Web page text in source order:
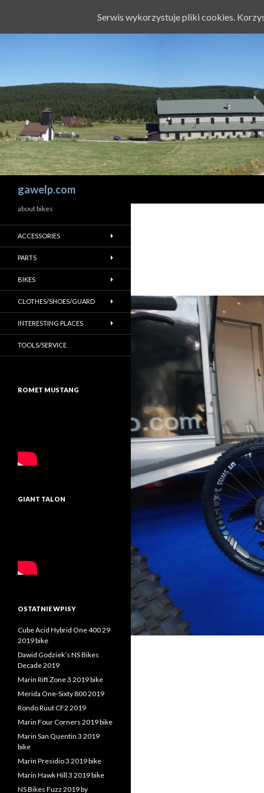
gawelp.com
about bikes
ACCESSORIES
PARTS
BIKES
CLOTHES/SHOES/GUARD
INTERESTING PLACES
TOOLS/SERVICE
ROMET MUSTANG
GIANT TALON
OSTATNIE WPISY
Cube Acid Hybrid One 400 29
2019 bike
Dawid Godziek’s NS Bikes
Decade 2019
Marin Rift Zone 3 2019 bike
Merida One-Sixty 800 2019
Rondo Ruut CF2 2019
Marin Four Corners 2019 bike
Marin San Quentin 3 2019
bike
Marin Presidio 3 2019 bike
Marin Hawk Hill 3 2019 bike
NS Bikes Fuzz 2019 by
Serwis wykorzystuje pliki cookies.